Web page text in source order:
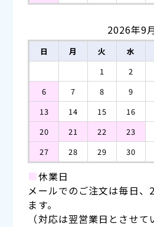
2026年9
日 月 火 水
1
2
6
7 8 9
13
14 15 16
20
21 22 23
27
28 29 30
■休業日
メールでのご注文は毎日、
ます。
（対応は翌営業日とさせて